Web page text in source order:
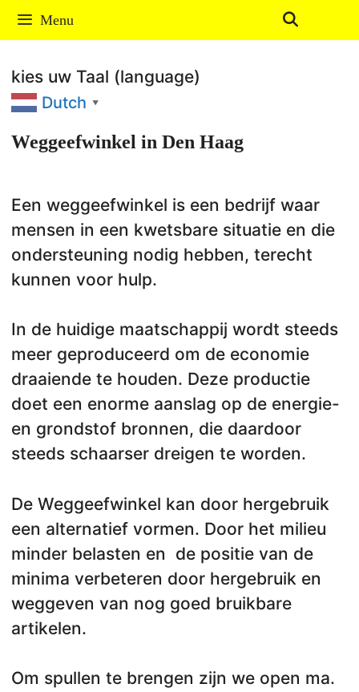
Ga
naar
inhoud
Menu
kies uw Taal (language)
Dutch ▼
Weggeefwinkel in Den Haag
Een weggeefwinkel is een bedrijf waar
mensen in een kwetsbare situatie en die
ondersteuning nodig hebben, terecht
kunnen voor hulp.
In de huidige maatschappij wordt steeds
meer geproduceerd om de economie
draaiende te houden. Deze productie
doet een enorme aanslag op de energie-
en grondstof bronnen, die daardoor
steeds schaarser dreigen te worden.
De Weggeefwinkel kan door hergebruik
een alternatief vormen. Door het milieu
minder belasten en de positie van de
minima verbeteren door hergebruik en
weggeven van nog goed bruikbare
artikelen.
Om spullen te brengen zijn we open ma.